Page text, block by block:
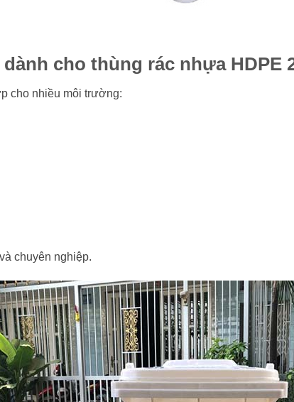
cho thùng rác nhựa HDPE
cho nhiều môi trường:
chuyên nghiệp.